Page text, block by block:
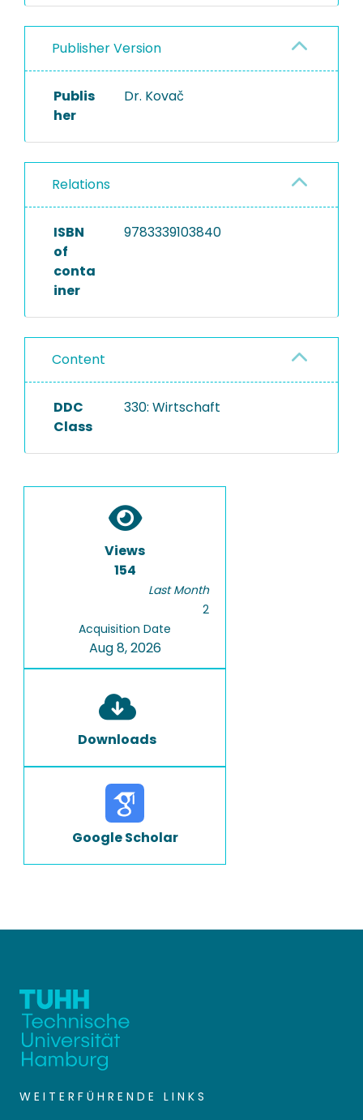
Publisher Version
Publis
her
Dr. Kovač
Relations
ISBN
of
conta
iner
9783339103840
Content
DDC
Class
330: Wirtschaft
Views
154
Last Month
2
Acquisition Date
Aug 8, 2026
Downloads
Google Scholar
WEITERFÜHRENDE LINKS